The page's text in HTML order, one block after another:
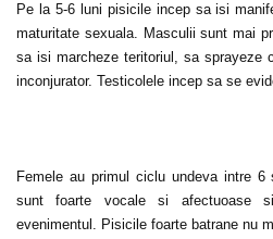
Pe la 5-6 luni pisicile incep sa isi
maturitate sexuala. Masculii sunt mai
sa isi marcheze teritoriul, sa sprayeze
inconjurator. Testicolele incep sa se
Femele au primul ciclu undeva intre
sunt foarte vocale si afectuoase
evenimentul. Pisicile foarte batrane nu